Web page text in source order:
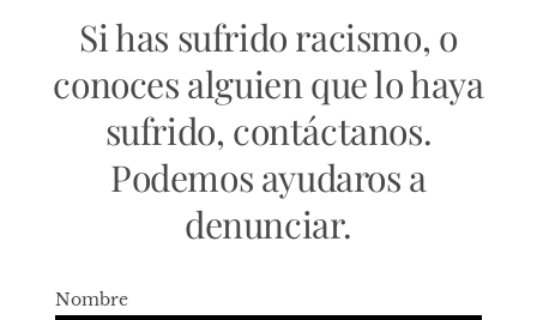
Si has sufrido racismo, o
conoces alguien que lo haya
sufrido, contáctanos.
Podemos ayudaros a
denunciar.
Nombre